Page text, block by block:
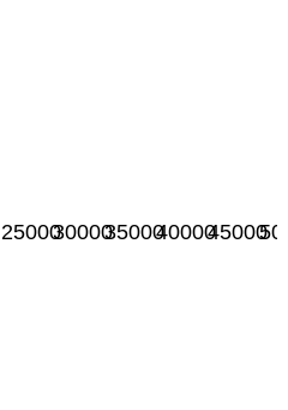
2500030000350004000045000